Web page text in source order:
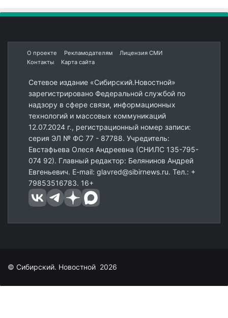
О проекте Рекламодателям
Лицензия СМИ
Контакты
Карта сайта
Сетевое издание «Сибирский.Новостной»
зарегистрировано Федеральной службой по
надзору в сфере связи, информационных
технологий и массовых коммуникаций
12.07.2024 г., регистрационный номер записи:
серия ЭЛ № ФС 77 - 87788. Учредитель:
Евстафьева Олеся Андреевна (СНИЛС 135-795-
074 92). Главный редактор: Белянинов Андрей
Евгеньевич. E-mail: glavred@sibirnews.ru. Тел.: +
79853516783. 16+
© Сибирский. Новостной 2026